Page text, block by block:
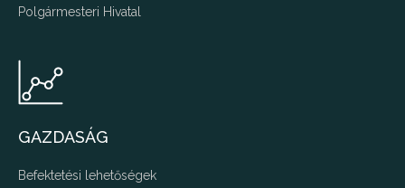
Polgármesteri Hivatal
GAZDASÁG
Befektetési lehetőségek